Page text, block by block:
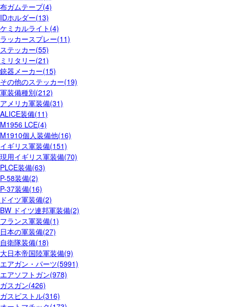
布ガムテープ(4)
IDホルダー(13)
ケミカルライト(4)
ラッカースプレー(11)
ステッカー(55)
ミリタリー(21)
銃器メーカー(15)
その他のステッカー(19)
軍装備種別(212)
アメリカ軍装備(31)
ALICE装備(11)
M1956 LCE(4)
M1910個人装備他(16)
イギリス軍装備(151)
現用イギリス軍装備(70)
PLCE装備(63)
P-58装備(2)
P-37装備(16)
ドイツ軍装備(2)
BW ドイツ連邦軍装備(2)
フランス軍装備(1)
日本の軍装備(27)
自衛隊装備(18)
大日本帝国陸軍装備(9)
エアガン・パーツ(5991)
エアソフトガン(978)
ガスガン(426)
ガスピストル(316)